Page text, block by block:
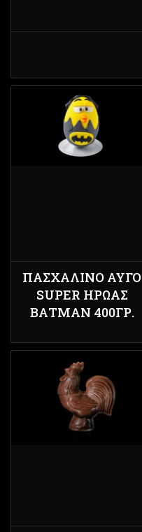
ΠΑΣΧΑΛΙΝΌ ΑΥΓΌ
SUPER ΉΡΩΑΣ
ΒΑΤΜΑΝ 400ΓΡ.